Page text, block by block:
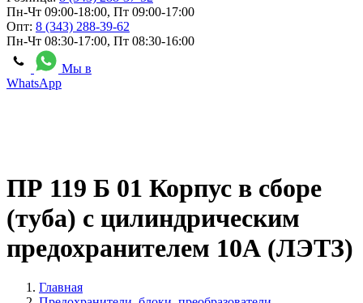
Пн-Чт 09:00-18:00, Пт 09:00-17:00
Опт: 8 (343) 288-39-62
Пн-Чт 08:30-17:00, Пт 08:30-16:00
Мы в
WhatsApp
ПР 119 Б 01 Корпус в сборе
(туба) с цилиндрическим
предохранителем 10А (ЛЭТЗ)
Главная